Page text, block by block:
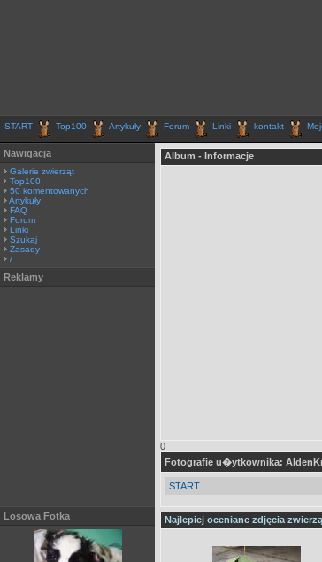
START Top100 Artykuły Forum Linki kontakt
Nawigacja
Galerie zwierząt
Top100
50 komentowanych
Artykuły
FAQ
Forum
Linki
Szukaj
Zasady
/
Reklamy
Losowa Fotka
Album - Informacje
0
Fotografie u�ytkownika:
START
Najlepiej oceniane zdjęcia